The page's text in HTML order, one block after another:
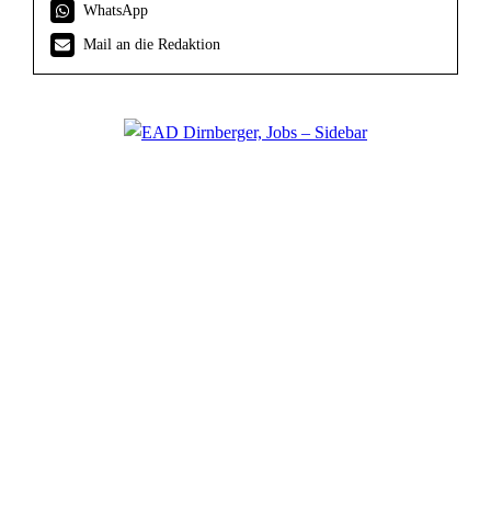
WhatsApp
Mail an die Redaktion